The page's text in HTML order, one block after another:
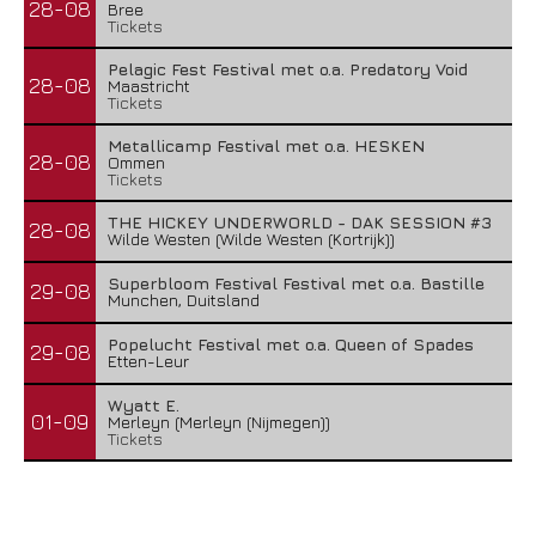
28-08
Bree
Tickets
28-08
Pelagic Fest Festival met o.a. Predatory Void
Maastricht
Tickets
28-08
Metallicamp Festival met o.a. HESKEN
Ommen
Tickets
28-08
THE HICKEY UNDERWORLD - DAK SESSION #3
Wilde Westen (Wilde Westen (Kortrijk))
29-08
Superbloom Festival Festival met o.a. Bastille
Munchen, Duitsland
29-08
Popelucht Festival met o.a. Queen of Spades
Etten-Leur
01-09
Wyatt E.
Merleyn (Merleyn (Nijmegen))
Tickets